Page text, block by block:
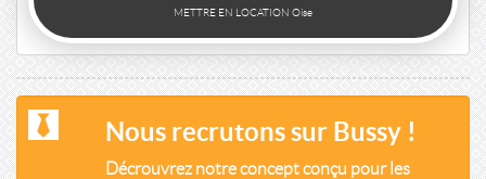
METTRE EN LOCATION Oise
Nous recrutons sur Bussy !
Décrouvrez notre concept conçu pour les